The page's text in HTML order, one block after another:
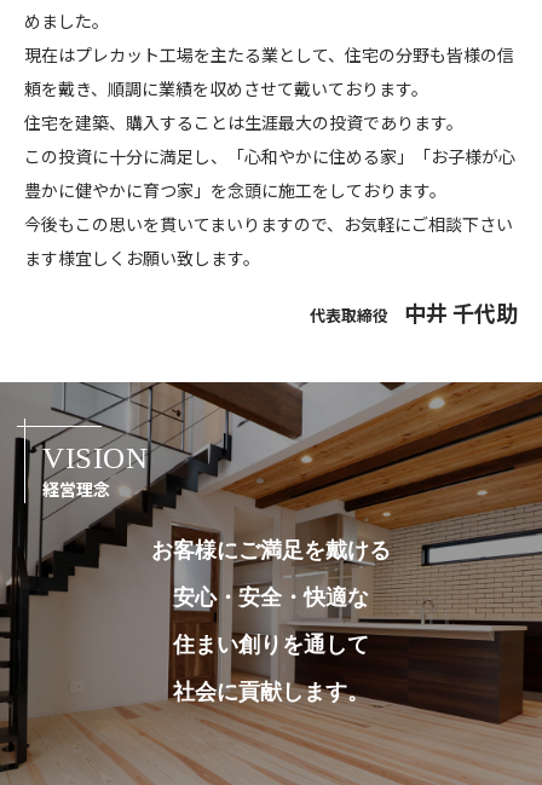
めました。
現在はプレカット工場を主たる業として、住宅の分野も皆様の信
頼を戴き、順調に業績を収めさせて戴いております。
住宅を建築、購入することは生涯最大の投資であります。
この投資に十分に満足し、「心和やかに住める家」「お子様が心
豊かに健やかに育つ家」を念頭に施工をしております。
今後もこの思いを貫いてまいりますので、お気軽にご相談下さい
ます様宜しくお願い致します。
代表取締役 中井 千代助
VISION
経営理念
お客様にご満足を戴ける
安心・安全・快適な
住まい創りを通して
社会に貢献します。